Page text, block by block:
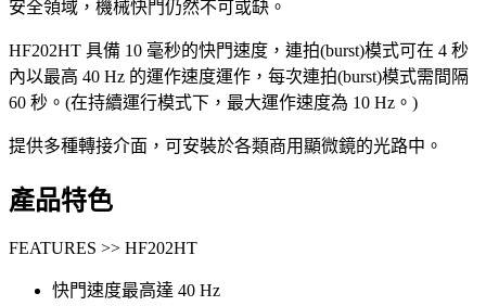
安全領域，機械快門仍然不可或缺。
HF202HT 具備 10 毫秒的快門速度，連拍(burst)模式可在 4 秒
內以最高 40 Hz 的運作速度運作，每次連拍(burst)模式需間隔
60 秒。(在持續運行模式下，最大運作速度為 10 Hz。)
提供多種轉接介面，可安裝於各類商用顯微鏡的光路中。
產品特色
FEATURES >> HF202HT
快門速度最高達 40 Hz